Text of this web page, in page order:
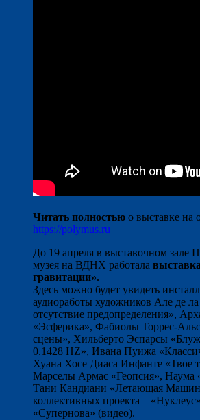
Читать полностью о выставке на
https://polymus.ru
До 19 апреля в выставочном зале
музея на ВДНХ работала
гравитации».
Здесь можно будет увидеть
аудиоработы художников Але де
отсутствие предопределения»,
«Эсферика», Фабиолы Торрес-
сцены», Хильберто Эспарсы
0.1428 HZ», Ивана Пуижа
Хуана Хосе Диаса Инфанте «Твое
Марселы Армас «Геопсия», Наума
Тани Кандиани «Летающая
коллективных проекта –
«Супернова» (видео).